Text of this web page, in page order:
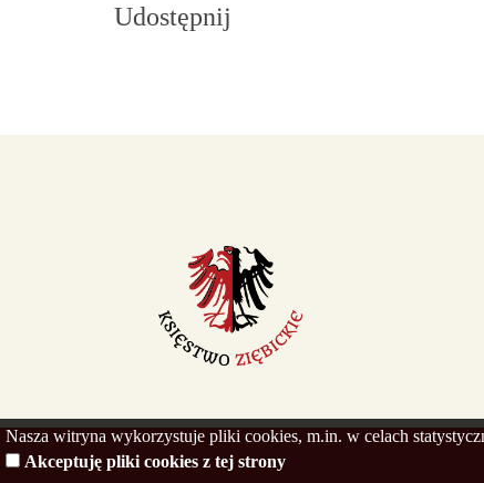
Udostępnij
Nasza witryna wykorzystuje pliki cookies, m.in. w celach
Akceptuję pliki cookies z tej strony